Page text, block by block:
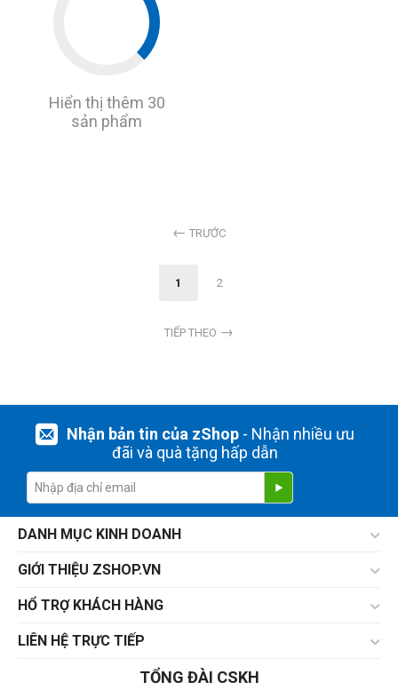
Hiển thị thêm 30
sản phẩm
TRƯỚC
1 2
TIẾP THEO
Nhận bản tin của zShop- Nhận nhiều ưu
đãi và quà tặng hấp dẫn
DANH MỤC KINH DOANH
GIỚI THIỆU ZSHOP.VN
HỔ TRỢ KHÁCH HÀNG
LIÊN HỆ TRỰC TIẾP
TỔNG ĐÀI CSKH